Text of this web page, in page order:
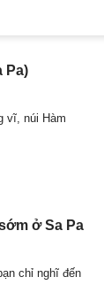
Pa)
vĩ, núi Hàm
ở Sa Pa
chỉ nghĩ đến